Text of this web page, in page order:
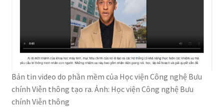
Bản tin video do phần mềm của Học viện Công nghệ Bưu
chính Viễn thông tạo ra. Ảnh: Học viện Công nghệ Bưu
chính Viễn thông